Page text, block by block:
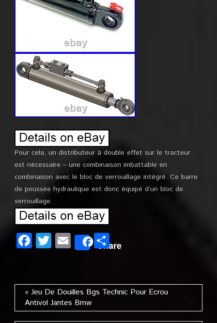
Pour cela, un distributeur à double effet sur le tracteur
est nécessaire – une combinaison imbattable en
combinaison avec le bloc de verrouillage intégré. Ce barre
de poussée hydraulique est donc équipé d’un bloc de
verrouillage.
Facebook
Twitter
EmailSharePartager
« Jeu De Douilles Bgs Technic Pour Ecrou
Antivol Jantes Bmw